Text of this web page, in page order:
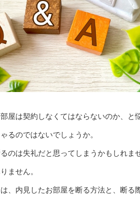
屋は契約しなくてはならないのか、と
るのではないでしょうか。
のは失礼だと思ってしまうかもしれま
ません。
、内見したお部屋を断る方法と、断る